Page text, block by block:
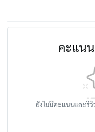
คะแน
ยังไม่มีคะแนนและรี